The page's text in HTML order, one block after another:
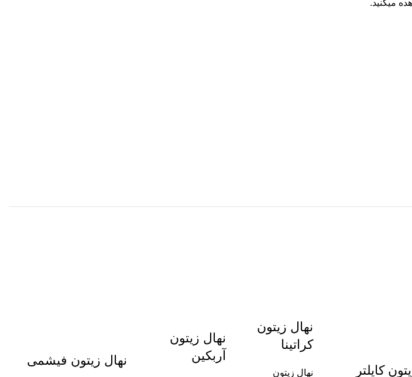
میکنید.
کایلتر
نهال زیتون
کراتینا
نهال زیتون
نهال زیتون
آربکین
نهال زیتون فیشمی